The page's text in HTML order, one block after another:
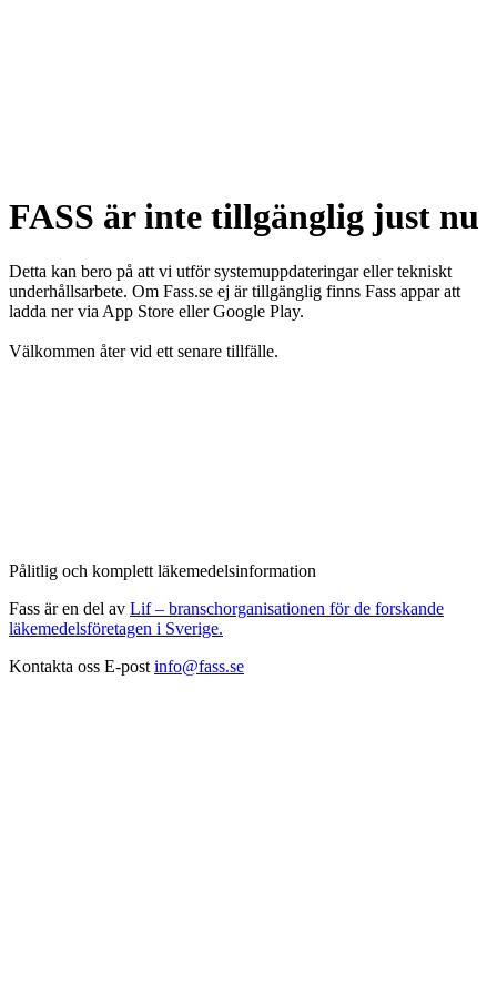
FASS är inte tillgänglig just nu
Detta kan bero på att vi utför systemuppdateringar eller tekniskt
underhållsarbete. Om Fass.se ej är tillgänglig finns Fass appar att
ladda ner via App Store eller Google Play.
Välkommen åter vid ett senare tillfälle.
Pålitlig och komplett läkemedelsinformation
Fass är en del av Lif – branschorganisationen för de forskande
läkemedelsföretagen i Sverige.
Kontakta oss E-post info@fass.se